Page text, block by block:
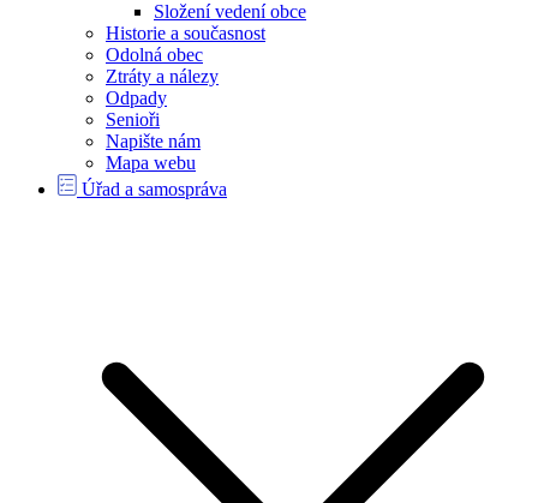
Složení vedení obce
Historie a současnost
Odolná obec
Ztráty a nálezy
Odpady
Senioři
Napište nám
Mapa webu
Úřad a samospráva